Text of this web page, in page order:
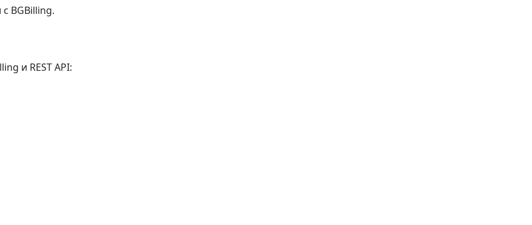
BGBilling.
и REST API: